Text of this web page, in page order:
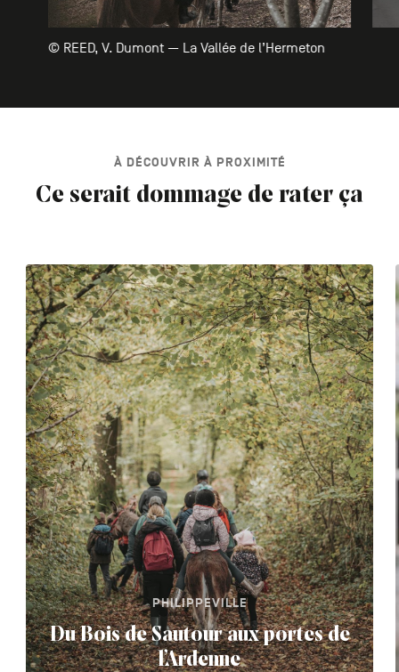
© REED, V. Dumont — La Vallée de l’Hermeton
À DÉCOUVRIR À PROXIMITÉ
Ce serait dommage de rater ça
PHILIPPEVILLE
Du Bois de Sautour aux portes de
l’Ardenne